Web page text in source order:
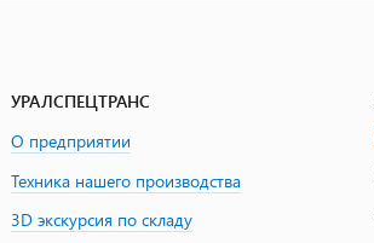
УРАЛСПЕЦТРАНС
О предприятии
Техника нашего производства
3D экскурсия по складу